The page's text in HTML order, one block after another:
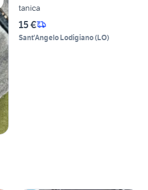
tanica
15 €
Sant'Angelo Lodigiano(LO)